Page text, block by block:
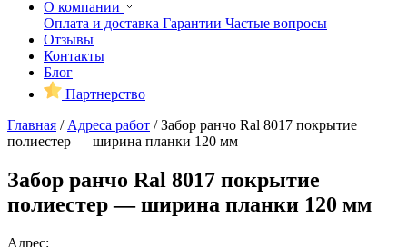
О компании
Оплата и доставка Гарантии Частые вопросы
Отзывы
Контакты
Блог
Партнерство
Главная / Адреса работ /Забор ранчо Ral 8017 покрытие
полиестер — ширина планки 120 мм
Забор ранчо Ral 8017 покрытие
полиестер — ширина планки 120 мм
Адрес: